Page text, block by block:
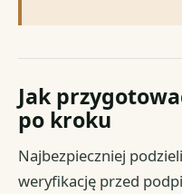
Jak
po kroku
Najbezpieczniej
weryfikację przed